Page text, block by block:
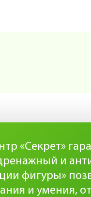
3 техники:
обладать
красивее и
«Секрет»
и
фигуры»
и умения,